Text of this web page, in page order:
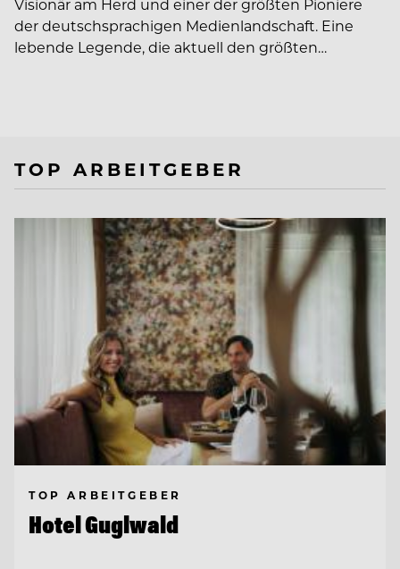
Visionär am Herd und einer der größten Pioniere
der deutschsprachigen Medienlandschaft. Eine
lebende Legende, die aktuell den größten…
TOP ARBEITGEBER
TOP ARBEITGEBER
Hotel Guglwald